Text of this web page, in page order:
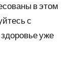
в этом
с
уже